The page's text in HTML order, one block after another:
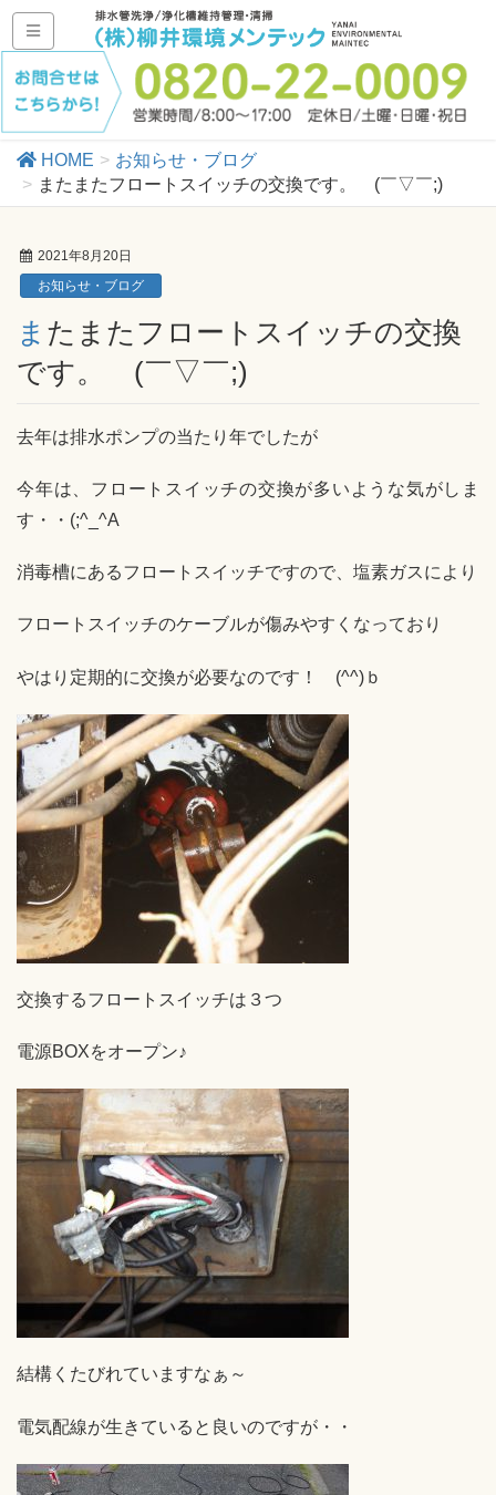
HOME
お知らせ・ブログ
またまたフロートスイッチの交換です。 (￣▽￣;)
2021年8月20日
お知らせ・ブログ
またまたフロートスイッチの交換
です。 (￣▽￣;)
去年は排水ポンプの当たり年でしたが
今年は、フロートスイッチの交換が多いような気がしま
す・・(;^_^A
消毒槽にあるフロートスイッチですので、塩素ガスにより
フロートスイッチのケーブルが傷みやすくなっており
やはり定期的に交換が必要なのです！ (^^)ｂ
交換するフロートスイッチは３つ
電源BOXをオープン♪
結構くたびれていますなぁ～
電気配線が生きていると良いのですが・・